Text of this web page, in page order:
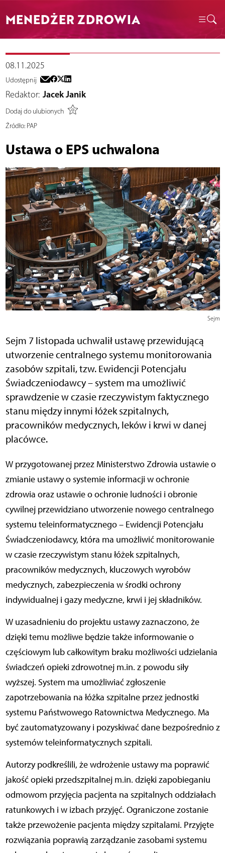
MENEDŻER ZDROWIA
08.11.2025
Udostępnij
Redaktor: Jacek Janik
Dodaj do ulubionych
Źródło:PAP
Ustawa o EPS uchwalona
Sejm
Sejm 7 listopada uchwalił ustawę przewidującą
utworzenie centralnego systemu monitorowania
zasobów szpitali, tzw. Ewidencji Potencjału
Świadczeniodawcy – system ma umożliwić
sprawdzenie w czasie rzeczywistym faktycznego
stanu między innymi łóżek szpitalnych,
pracowników medycznych, leków i krwi w danej
placówce.
W przygotowanej przez Ministerstwo Zdrowia ustawie o
zmianie ustawy o systemie informacji w ochronie
zdrowia oraz ustawie o ochronie ludności i obronie
cywilnej przewidziano utworzenie nowego centralnego
systemu teleinformatycznego – Ewidencji Potencjału
Świadczeniodawcy, która ma umożliwić monitorowanie
w czasie rzeczywistym stanu łóżek szpitalnych,
pracowników medycznych, kluczowych wyrobów
medycznych, zabezpieczenia w środki ochrony
indywidualnej i gazy medyczne, krwi i jej składników.
W uzasadnieniu do projektu ustawy zaznaczono, że
dzięki temu możliwe będzie także informowanie o
częściowym lub całkowitym braku możliwości udzielania
świadczeń opieki zdrowotnej m.in. z powodu siły
wyższej. System ma umożliwiać zgłoszenie
zapotrzebowania na łóżka szpitalne przez jednostki
systemu Państwowego Ratownictwa Medycznego. Ma
być zautomatyzowany i pozyskiwać dane bezpośrednio z
systemów teleinformatycznych szpitali.
Autorzy podkreślili, że wdrożenie ustawy ma poprawić
jakość opieki przedszpitalnej m.in. dzięki zapobieganiu
odmowom przyjęcia pacjenta na szpitalnych oddziałach
ratunkowych i w izbach przyjęć. Ograniczone zostanie
także przewożenie pacjenta między szpitalami. Przyjęte
rozwiązania poprawią zarządzanie zasobami systemu